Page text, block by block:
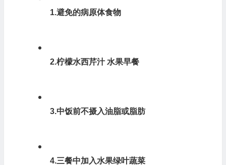
1.避免的病原体食物
2.柠檬水西芹汁 水果早餐
3.中饭前不摄入油脂或脂肪
4.三餐中加入水果绿叶蔬菜